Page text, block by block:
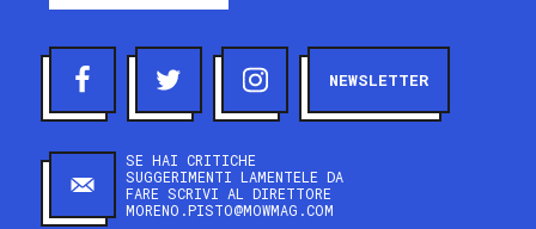
NEWSLETTER
SE HAI CRITICHE
SUGGERIMENTI LAMENTELE DA
FARE SCRIVI AL DIRETTORE
MORENO.PISTO@MOWMAG.COM